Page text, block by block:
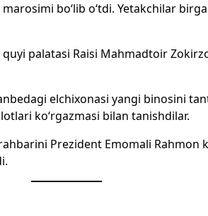
bo‘lib o‘tdi. Yetakchilar
palatasi Raisi Mahmadtoir
elchixonasi yangi binosini
ko‘rgazmasi bilan tanishdilar.
Prezident Emomali Rahmon